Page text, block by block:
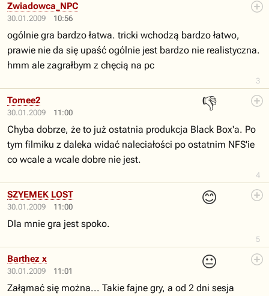
30.01.2009 10:56
3
Zwiadowca_NPC
ogólnie gra bardzo łatwa. tricki wchodzą bardzo łatwo,
prawie nie da się upaść ogólnie jest bardzo nie realistyczna.
hmm ale zagrałbym z chęcią na pc
30.01.2009 11:00
👎
4
Tomee2
Chyba dobrze, że to już ostatnia produkcja Black Box'a. Po
tym filmiku z daleka widać naleciałości po ostatnim NFS'ie
co wcale a wcale dobre nie jest.
30.01.2009 11:00
😊
5
SZYEMEK LOST
Dla mnie gra jest spoko.
30.01.2009 11:01
😐
Barthez x
Załąmać się można... Takie fajne gry, a od 2 dni sesja